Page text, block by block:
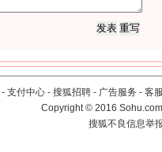
- 支付中心 - 搜狐招聘 - 广告服务 - 客
Copyright©2016
搜狐不良信息举